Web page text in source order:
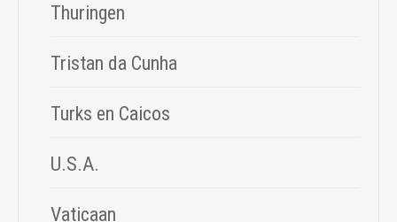
Thuringen
Tristan da Cunha
Turks en Caicos
U.S.A.
Vaticaan